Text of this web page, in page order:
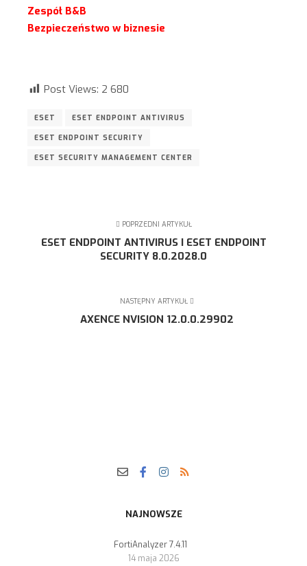
Zespół B&B
Bezpieczeństwo w biznesie
Post Views: 2 680
ESET ESET ENDPOINT ANTIVIRUS
ESET ENDPOINT SECURITY
ESET SECURITY MANAGEMENT CENTER
POPRZEDNI ARTYKUŁ
ESET ENDPOINT ANTIVIRUS I ESET ENDPOINT
SECURITY 8.0.2028.0
NASTĘPNY ARTYKUŁ
AXENCE NVISION 12.0.0.29902
NAJNOWSZE
FortiAnalyzer 7.4.11
14 maja 2026